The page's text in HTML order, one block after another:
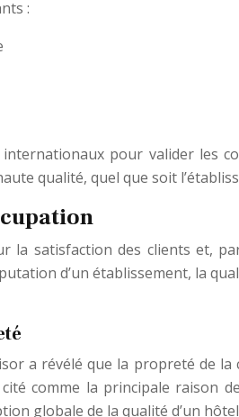
:
pour valider les
qualité, quel que soit
satisfaction des clients et,
d’un établissement, la
a révélé que la propreté de
comme la principale raison
globale de la qualité d’un